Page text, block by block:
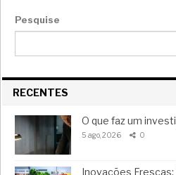
Pesquise
RECENTES
O que faz um
5 ago, 2026 0
Inovações